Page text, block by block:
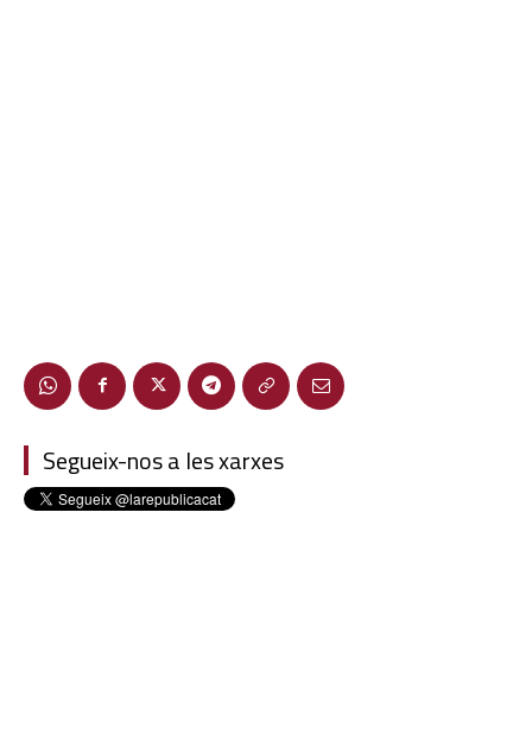
Segueix-nos a les xarxes